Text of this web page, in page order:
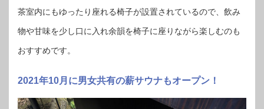
茶室内にもゆったり座れる椅子が設置されているので、飲み
物や甘味を少し口に入れ余韻を椅子に座りながら楽しむのも
おすすめです。
2021年10月に男女共有の薪サウナもオープン！